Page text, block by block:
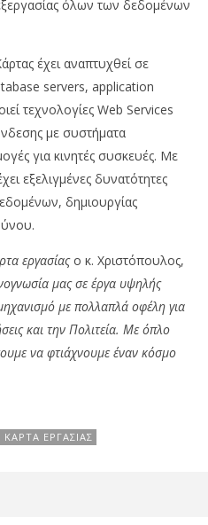
όλων των δεδομένων
έχει αναπτυχθεί σε
servers, application
τεχνολογίες Web Services
με συστήματα
για κινητές συσκευές. Με
εξελιγμένες δυνατότητες
δημιουργίας
εργασίαςο κ. Χριστόπουλος,
μας σε έργα υψηλής
με πολλαπλά οφέλη για
και την Πολιτεία. Με όπλο
να φτιάχνουμε έναν κόσμο
ΕΡΓΑΣΊΑΣ